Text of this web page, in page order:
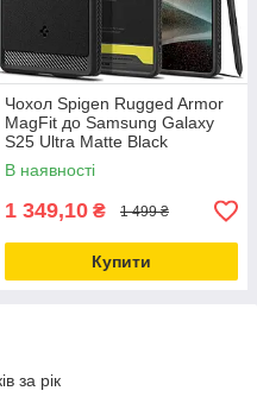
Чохол Spigen Rugged Armor
MagFit до Samsung Galaxy
S25 Ultra Matte Black
(ACS08951)
В наявності
1 349,10 ₴ 1 499 ₴
Купити
за рік